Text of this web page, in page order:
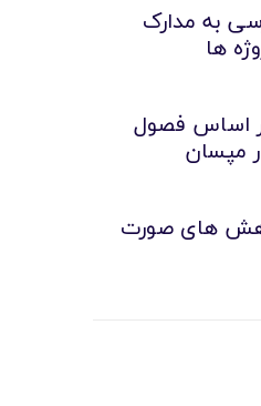
به مدارک
ها
اساس فصول
مپسان
های صورت